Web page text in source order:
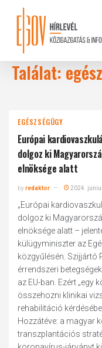
content
Találat:
EGÉSZSÉGÜGY
Európai
dolgoz ki
elnöksége alatt
byredaktor 2024.
„Európai
dolgoz ki
elnöksége alatt –
külügyminiszter az
közgyűlésén. Szijjártó
érrendszeri
az EU-ban. Ezért
összehozni klinikai
rehabilitáció
Hozzátéve: a magyar
transzplantációs